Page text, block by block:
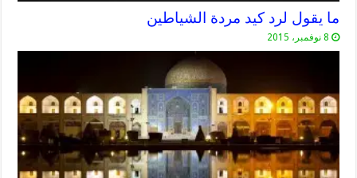
ما يقول لرد كيد مردة الشياطين
8 نوفمبر، 2015